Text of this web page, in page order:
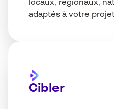
locaux, régionaux,
adaptés à votre
Cibler